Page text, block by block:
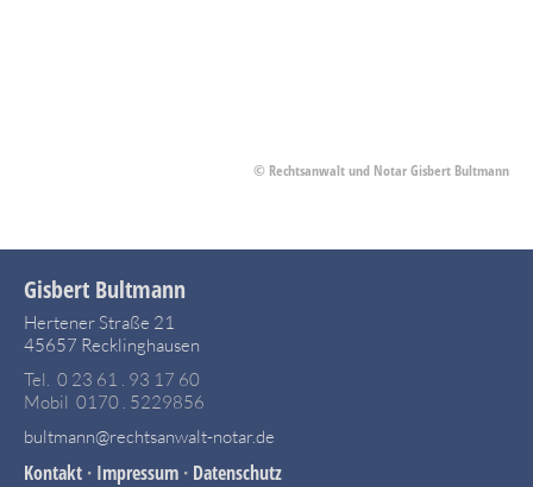
© Rechtsanwalt und Notar Gisbert Bultmann
Gisbert Bultmann
Hertener Straße 21
45657 Recklinghausen
Tel. 0 23 61 . 93 17 60
Mobil 0170 . 5229856
bultmann@rechtsanwalt-notar.de
Kontakt · Impressum · Datenschutz